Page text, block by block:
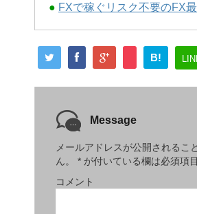
● FXで稼ぐリスク不要のFX
B!
Message
メールアドレスが公開されるこ
ん。
* が付いている欄は必須項
コメント